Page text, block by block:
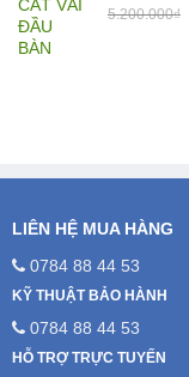
5.200.000₫
LIÊN HỆ MUA HÀNG
0784 88 44 53
KỸ THUẬT BẢO HÀNH
0784 88 44 53
HỖ TRỢ TRỰC TUYẾN